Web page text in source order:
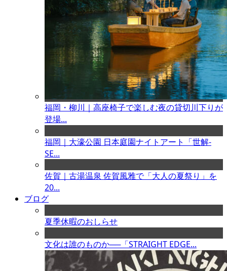
福岡・柳川｜高座椅子で楽しむ夜の貸切川下りが
登場...
福岡｜大濠公園 日本庭園ナイトアート「世解-
SE...
佐賀｜古湯温泉 佐賀風雅で「大人の夏祭り」を
20...
ブログ
夏季休暇のおしらせ
文化は誰のものか──「STRAIGHT EDGE...